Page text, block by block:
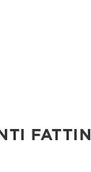
FATTINI